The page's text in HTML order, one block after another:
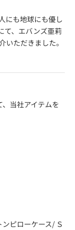
にも地球にも優し
て、エバンズ亜莉
いただきました。
、当社アイテムを
ピローケース/ Ｓ